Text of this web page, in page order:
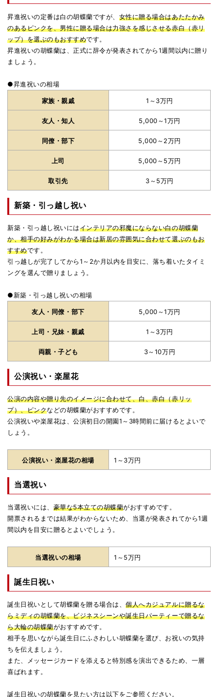
昇進祝いの定番は白の胡蝶蘭ですが、 女性に贈る場合はあたたかみ
のあるピンクを、男性に贈る場合は力強さを感じさせる赤白（赤リ
ップ）を選ぶのもおすすめです。
昇進祝いの胡蝶蘭は、正式に辞令が発表されてから1週間以内に贈り
ましょう。
●昇進祝いの相場
家族・親戚 1～3万円
友人・知人 5,000～1万円
同僚・部下 5,000～2万円
上司 5,000～5万円
取引先 3～5万円
新築・引っ越し祝い
新築・引っ越し祝いにはインテリアの邪魔にならない白の胡蝶蘭
か、相手の好みがわかる場合は新居の雰囲気に合わせて選ぶのもお
すすめです。
引っ越しが完了してから1～2か月以内を目安に、落ち着いたタイミ
ングを選んで贈りましょう。
●新築・引っ越し祝いの相場
友人・同僚・部下 5,000～1万円
上司・兄妹・親戚 1～3万円
両親・子ども 3～10万円
公演祝い・楽屋花
公演の内容や贈り先のイメージに合わせて、白、赤白（赤リッ
プ）、ピンクなどの胡蝶蘭がおすすめです。
公演祝いや楽屋花は、公演初日の開園1～3時間前に届けるとよいで
しょう。
公演祝い・楽屋花の相場 1～3万円
当選祝い
当選祝いには、 豪華な5本立ての胡蝶蘭がおすすめです。
開票されるまでは結果がわからないため、当選が発表されてから1週
間以内を目安に贈るとよいでしょう。
当選祝いの相場 1～5万円
誕生日祝い
誕生日祝いとして胡蝶蘭を贈る場合は、個人へカジュアルに贈るな
らミディの胡蝶蘭を、ビジネスシーンや誕生日パーティーで贈るな
ら大輪の胡蝶蘭がおすすめです。
相手を思いながら誕生日にふさわしい胡蝶蘭を選び、お祝いの気持
ちを伝えましょう。
また、メッセージカードを添えると特別感を演出できるため、一層
喜ばれます。
誕生日祝いの胡蝶蘭を見たい方は以下をご参照ください。